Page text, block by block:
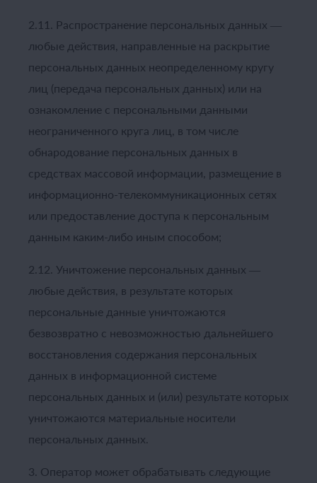
2.11. Распространение персональных данных —
любые действия, направленные на раскрытие
персональных данных неопределенному кругу
лиц (передача персональных данных) или на
ознакомление с персональными данными
неограниченного круга лиц, в том числе
обнародование персональных данных в
средствах массовой информации, размещение в
информационно-телекоммуникационных сетях
или предоставление доступа к персональным
данным каким-либо иным способом;
2.12. Уничтожение персональных данных —
любые действия, в результате которых
персональные данные уничтожаются
безвозвратно с невозможностью дальнейшего
восстановления содержания персональных
данных в информационной системе
персональных данных и (или) результате которых
уничтожаются материальные носители
персональных данных.
3. Оператор может обрабатывать следующие